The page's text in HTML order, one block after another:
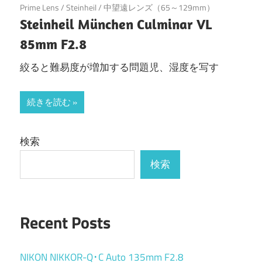
Prime Lens/Steinheil/中望遠レンズ（65～129mm）
Steinheil München Culminar VL
85mm F2.8
絞ると難易度が増加する問題児、湿度を写す
続きを読む
検索
検索
Recent Posts
NIKON NIKKOR-Q･C Auto 135mm F2.8